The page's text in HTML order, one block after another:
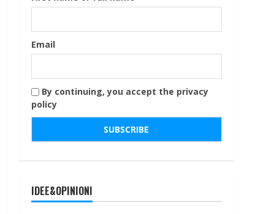
Email
By continuing, you accept the privacy
policy
IDEE&OPINIONI